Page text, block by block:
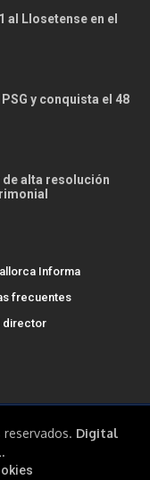
al Llosetense en el
y conquista el 48
de alta resolución
Informa
frecuentes
director
Digital